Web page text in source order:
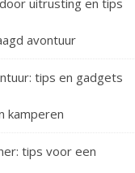
uitrusting en tips
avontuur
tips en gadgets
kamperen
tips voor een